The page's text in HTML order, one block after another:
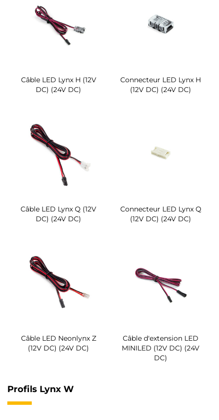
Câble LED Lynx H (12V
DC) (24V DC)
Connecteur LED Lynx H
(12V DC) (24V DC)
Câble LED Lynx Q (12V
DC) (24V DC)
Connecteur LED Lynx Q
(12V DC) (24V DC)
Câble LED Neonlynx Z
(12V DC) (24V DC)
Câble d'extension LED
MINILED (12V DC) (24V
DC)
Profils Lynx W